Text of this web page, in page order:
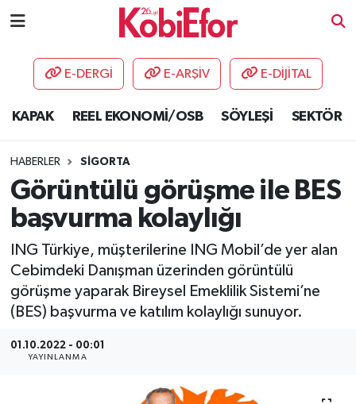
E-DERGİ E-ARŞİV E-DİJİTAL
KAPAK REEL EKONOMİ/OSB SÖYLEŞİ SEKTÖR
HABERLER SİGORTA
Görüntülü görüşme ile BES
başvurma kolaylığı
ING Türkiye, müşterilerine ING Mobil’de yer alan
Cebimdeki Danışman üzerinden görüntülü
görüşme yaparak Bireysel Emeklilik Sistemi’ne
(BES) başvurma ve katılım kolaylığı sunuyor.
01.10.2022 - 00:01
YAYINLANMA
AKADEMİ
DESTEK-TEŞVİK
ETKİNLİK
GÜNCEL
HABERLER
KAPAK
OSB